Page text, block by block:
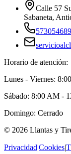
Calle 57
Sabaneta,
Horario de atención:
Lunes - Viernes:
Sábado: 8:00 AM -
Domingo: Cerrado
© 2026 Llantas y
Privacidad|Cookies|